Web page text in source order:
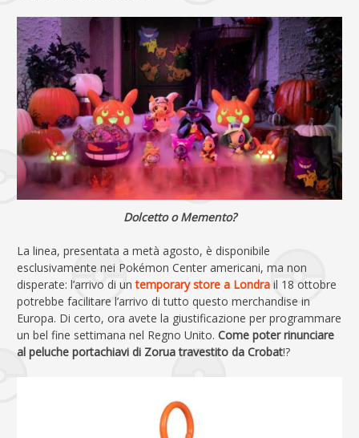
Dolcetto o Memento?
La linea, presentata a metà agosto, è disponibile
esclusivamente nei Pokémon Center americani, ma non
disperate: l’arrivo di untemporary store a Londra il 18 ottobre
potrebbe facilitare l’arrivo di tutto questo merchandise in
Europa. Di certo, ora avete la giustificazione per programmare
un bel fine settimana nel Regno Unito. Come poter rinunciare
al peluche portachiavi di Zorua travestito da Crobat!?